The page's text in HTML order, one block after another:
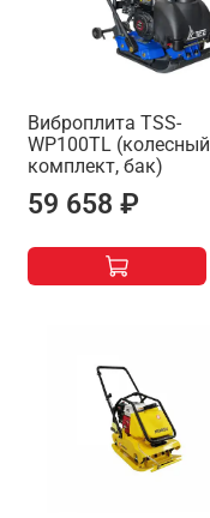
Виброплита TSS-
WP100TL (колесный
комплект, бак)
59 658 ₽